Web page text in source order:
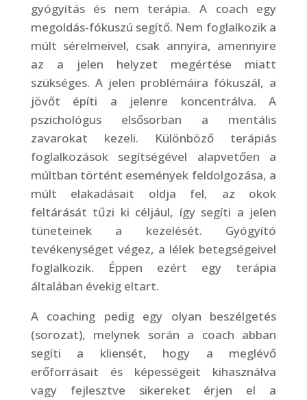
gyógyítás és nem terápia. A coach egy
megoldás-fókuszú segítő. Nem foglalkozik a
múlt sérelmeivel, csak annyira, amennyire
az a jelen helyzet megértése miatt
szükséges. A jelen problémáira fókuszál, a
jövőt építi a jelenre koncentrálva. A
pszichológus elsősorban a mentális
zavarokat kezeli. Különböző terápiás
foglalkozások segítségével alapvetően a
múltban történt események feldolgozása, a
múlt elakadásait oldja fel, az okok
feltárását tűzi ki céljául, így segíti a jelen
tüneteinek a kezelését. Gyógyító
tevékenységet végez, a lélek betegségeivel
foglalkozik. Éppen ezért egy terápia
általában évekig eltart.
A coaching pedig egy olyan beszélgetés
(sorozat), melynek során a coach abban
segíti a kliensét, hogy a meglévő
erőforrásait és képességeit kihasználva
vagy fejlesztve sikereket érjen el a